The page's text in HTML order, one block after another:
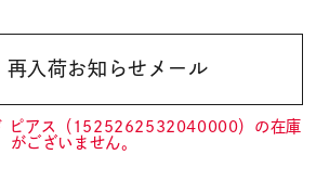
(tax
in)
再入荷お知らせメール
ピアス（1525262532040000）の在庫
がございません。